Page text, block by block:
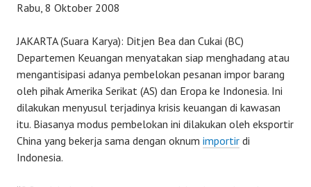
Rabu, 8 Oktober 2008
JAKARTA (Suara Karya): Ditjen Bea dan Cukai (BC)
Departemen Keuangan menyatakan siap menghadang atau
mengantisipasi adanya pembelokan pesanan impor barang
oleh pihak Amerika Serikat (AS) dan Eropa ke Indonesia. Ini
dilakukan menyusul terjadinya krisis keuangan di kawasan
itu. Biasanya modus pembelokan ini dilakukan oleh eksportir
China yang bekerja sama dengan oknum importir di
Indonesia.